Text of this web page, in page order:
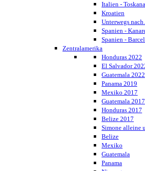
Italien - Toskana
Kroatien
Unterwegs
Spanien -
Spanien -
Zentralamerika
Honduras 2022
El Salvador
Guatemala 2022
Panama 2019
Mexiko 2017
Guatemala 2017
Honduras 2017
Belize 2017
Simone alleine
Belize
Mexiko
Guatemala
Panama